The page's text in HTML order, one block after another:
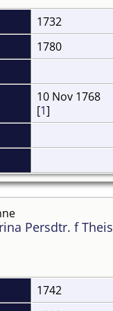
1732
1780
10 Nov 1768
[1]
Persdtr. f Theis
1742